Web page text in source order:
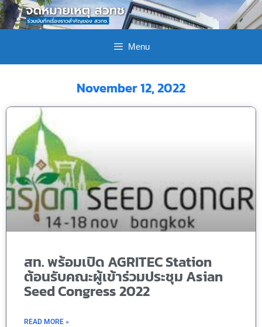
Menu
November 12, 2022
สท. พร้อมเปิด AGRITEC Station
ต้อนรับคณะผู้เข้าร่วมประชุม Asian
Seed Congress 2022
READ MORE »